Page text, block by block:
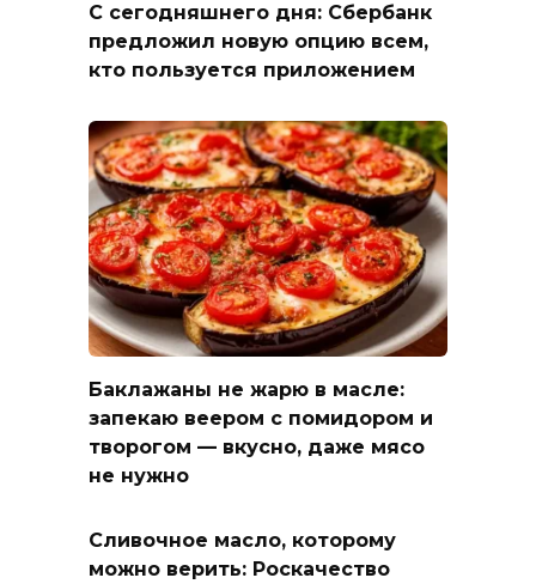
С сегодняшнего дня: Сбербанк
предложил новую опцию всем,
кто пользуется приложением
Баклажаны не жарю в масле:
запекаю веером с помидором и
творогом — вкусно, даже мясо
не нужно
Сливочное масло, которому
можно верить: Роскачество